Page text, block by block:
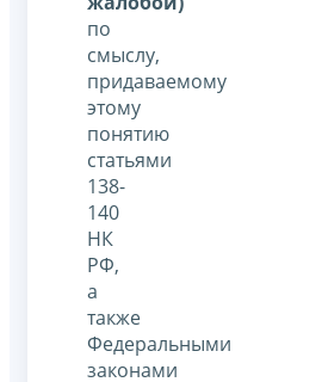
по
смыслу,
придаваемому
этому
понятию
статьями
138-
140
НК
РФ,
а
также
Федеральными
законами